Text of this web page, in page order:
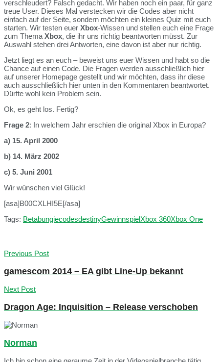
verschleudert? Falsch gedacht. Wir haben noch ein paar, für ganz
treue User. Dieses Mal verstecken wir die Codes aber nicht
einfach auf der Seite, sondern möchten ein kleines Quiz mit euch
starten. Wir testen euer Xbox-Wissen und stellen euch eine Frage
zum Thema Xbox, die ihr uns richtig beantworten müsst. Zur
Auswahl stehen drei Antworten, eine davon ist aber nur richtig.
Jetzt liegt es an euch – beweist uns euer Wissen und habt so die
Chance auf einen Code. Die Fragen werden ausschließlich hier
auf unserer Homepage gestellt und wir möchten, dass ihr diese
auch ausschließlich hier unten in den Kommentaren beantwortet.
Dürfte wohl kein Problem sein.
Ok, es geht los. Fertig?
Frage 2: In welchem Jahr erschien die original Xbox in Europa?
a) 15. April 2000
b) 14. März 2002
c) 5. Juni 2001
Wir wünschen viel Glück!
[asa]B00CXLHI5E[/asa]
Tags: BetabungiecodesdestinyGewinnspielXbox 360Xbox One
Previous Post
gamescom 2014 – EA gibt Line-Up bekannt
Next Post
Dragon Age: Inquisition – Release verschoben
Norman